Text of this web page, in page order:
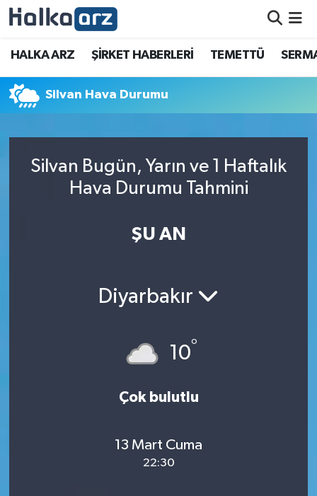
HALKA ARZ ŞİRKET HABERLERİ TEMETTÜ
Silvan Hava Durumu
Silvan Bugün, Yarın ve 1 Haftalık
Hava Durumu Tahmini
ŞU AN
Diyarbakır
10°
Çok bulutlu
13 Mart Cuma
22:30
HALKA ARZ
SERMAYE ARTIRIMI
TEMETTÜ
İletişim